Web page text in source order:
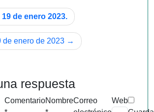
de enero 2023.
de enero de 2023
respuesta
ComentarioNombreCorreo
Web